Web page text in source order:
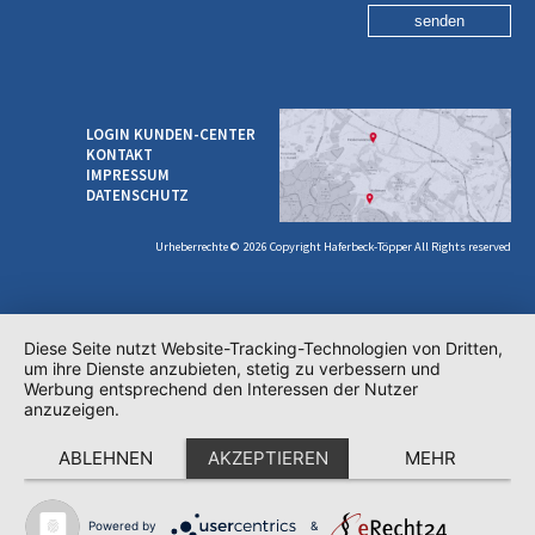
senden
LOGIN KUNDEN-CENTER
KONTAKT
IMPRESSUM
DATENSCHUTZ
Urheberrechte © 2026 Copyright Haferbeck-Töpper All Rights reserved
Diese Seite nutzt Website-Tracking-Technologien von Dritten,
um ihre Dienste anzubieten, stetig zu verbessern und
Werbung entsprechend den Interessen der Nutzer
anzuzeigen.
ABLEHNEN AKZEPTIEREN MEHR
Powered by &